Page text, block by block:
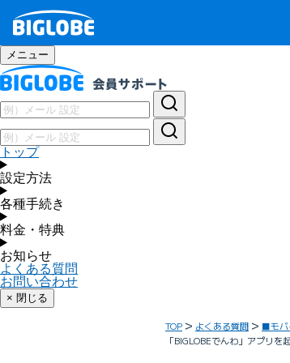
メニュー
トップ
設定方法
各種手続き
料金・特典
お知らせ
よくある質問
お問い合わせ
× 閉じる
TOP よくある質問 ■モバ
「BIGLOBEでんわ」アプリ